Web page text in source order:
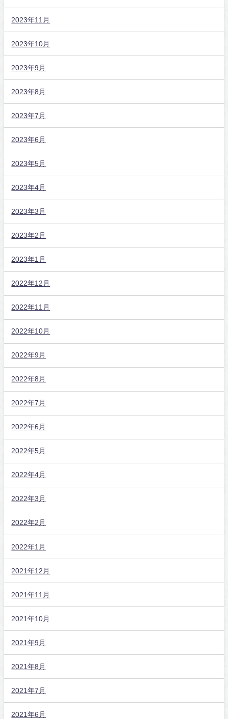
2023年11月
2023年10月
2023年9月
2023年8月
2023年7月
2023年6月
2023年5月
2023年4月
2023年3月
2023年2月
2023年1月
2022年12月
2022年11月
2022年10月
2022年9月
2022年8月
2022年7月
2022年6月
2022年5月
2022年4月
2022年3月
2022年2月
2022年1月
2021年12月
2021年11月
2021年10月
2021年9月
2021年8月
2021年7月
2021年6月